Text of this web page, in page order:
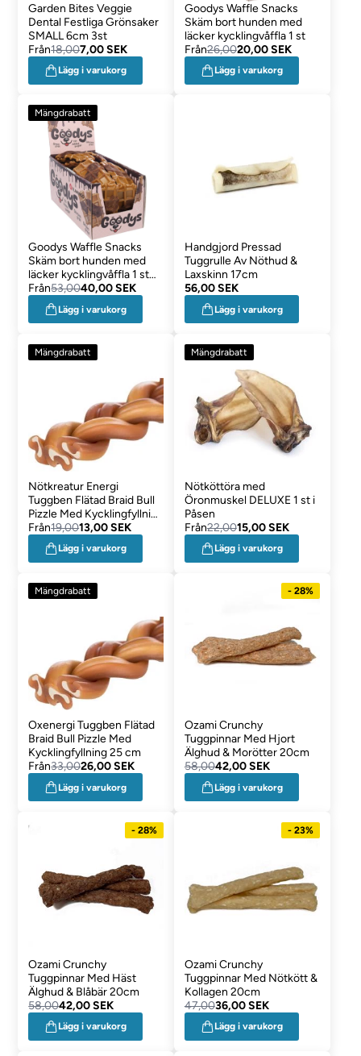
Garden Bites Veggie
Dental Festliga Grönsaker
SMALL 6cm 3st
Från18,007,00 SEK
Lägg i varukorg
Goodys Waffle Snacks
Skäm bort hunden med
läcker kycklingvåffla 1 st
Från26,0020,00 SEK
Lägg i varukorg
Mängdrabatt
Goodys Waffle Snacks
Skäm bort hunden med
läcker kycklingvåffla 1 st
Large
Från53,0040,00 SEK
Lägg i varukorg
Handgjord Pressad
Tuggrulle Av Nöthud &
Laxskinn 17cm
56,00 SEK
Lägg i varukorg
Mängdrabatt
Nötkreatur Energi
Tuggben Flätad Braid Bull
Pizzle Med Kycklingfyllning
15 cm
Från19,0013,00 SEK
Lägg i varukorg
Mängdrabatt
Nötköttöra med
Öronmuskel DELUXE 1 st i
Påsen
Från22,0015,00 SEK
Lägg i varukorg
Mängdrabatt
Oxenergi Tuggben Flätad
Braid Bull Pizzle Med
Kycklingfyllning 25 cm
Från33,0026,00 SEK
Lägg i varukorg
- 28%
Ozami Crunchy
Tuggpinnar Med Hjort
Älghud & Morötter 20cm
58,0042,00 SEK
Lägg i varukorg
- 28%
Ozami Crunchy
Tuggpinnar Med Häst
Älghud & Blåbär 20cm
58,0042,00 SEK
Lägg i varukorg
- 23%
Ozami Crunchy
Tuggpinnar Med Nötkött &
Kollagen 20cm
47,0036,00 SEK
Lägg i varukorg